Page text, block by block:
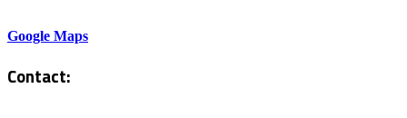
Google Maps
Contact: